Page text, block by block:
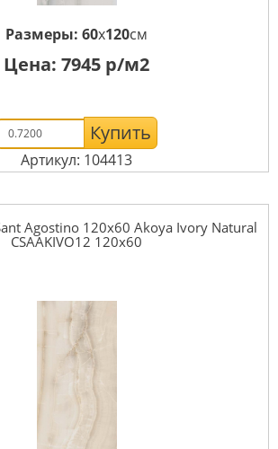
Размеры: 60x120см
Цена: 7945 р/м2
Купить
Артикул: 104413
Agostino 120x60 Akoya Ivory Natural
CSAAKIVO12 120x60